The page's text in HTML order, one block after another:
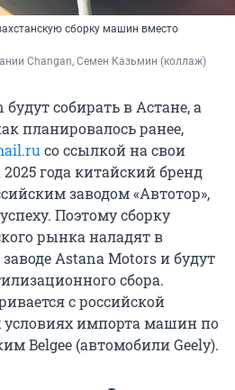
сборку машин вместо
Changan, Семен Казьмин (коллаж)
собирать в Астане, а
планировалось ранее,
со ссылкой на свои
года китайский бренд
заводом «Автотор»,
Поэтому сборку
рынка наладят в
Astana Motors и будут
сбора.
с российской
условиях импорта машин по
Belgee (автомобили Geely).